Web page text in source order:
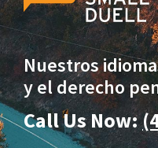
Nuestros
y el derecho
Call Us Now: